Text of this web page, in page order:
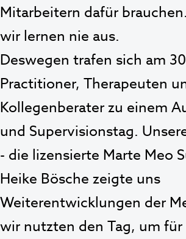
Mitarbeitern dafür
wir lernen nie aus.
Deswegen trafen sich am
Practitioner, Therapeuten
Kollegenberater zu einem
und Supervisionstag.
- die lizensierte Marte Meo
Heike Bösche zeigte uns
Weiterentwicklungen der
wir nutzten den Tag, um für